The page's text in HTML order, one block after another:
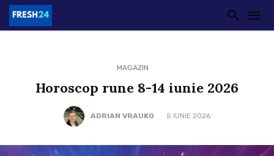
MAGAZIN
Horoscop rune 8-14 iunie 2026
ADRIAN VRAUKO 5 IUNIE 2026